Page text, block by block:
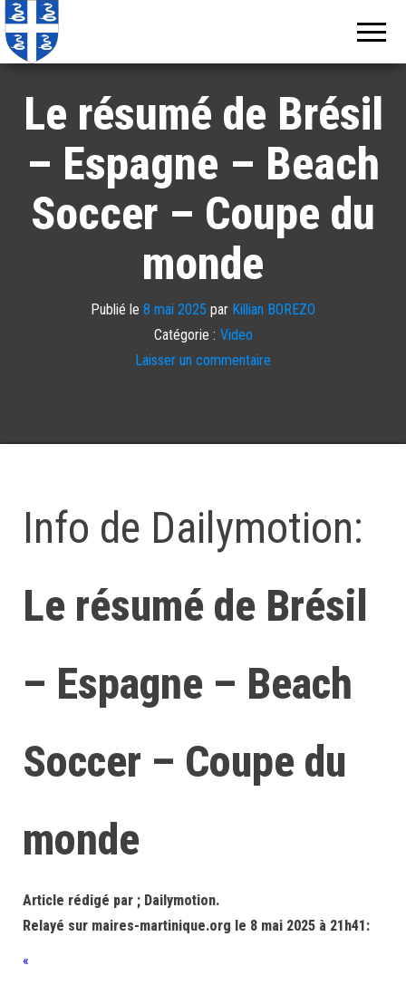
Le résumé de Brésil
– Espagne – Beach
Soccer – Coupe du
monde
Publié le 8 mai 2025 par Killian BOREZO
Catégorie : Video
Laisser un commentaire
Info de Dailymotion:
Le résumé de Brésil
– Espagne – Beach
Soccer – Coupe du
monde
Article rédigé par ; Dailymotion.
Relayé sur maires-martinique.org le 8 mai 2025 à 21h41:
«